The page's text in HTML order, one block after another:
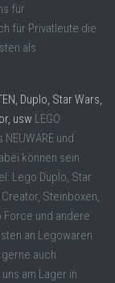
für
für Privatleute die
als
Duplo, Star Wars,
usw LEGO
und
können sein
Lego Duplo, Star
Steinboxen,
Force und andere
an Legowaren
auch
am Lager in